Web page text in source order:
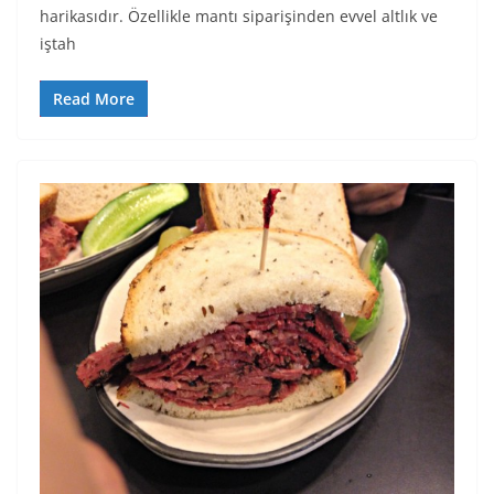
harikasıdır. Özellikle mantı siparişinden evvel altlık ve
iştah
Read More